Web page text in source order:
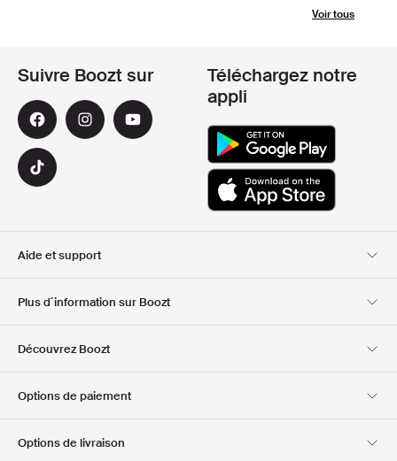
Voir tous
Aide et support
Plus d´information sur Boozt
Club Boozt
Découvrez Boozt
Suivre Boozt sur
Téléchargez notre
appli
Options de paiement
Options de livraison